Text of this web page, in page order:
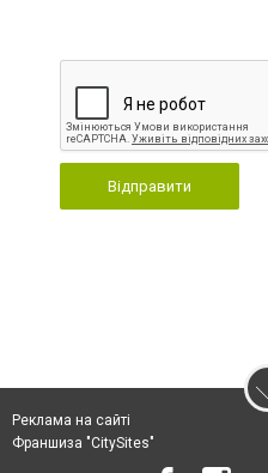
Відправити
Реклама на сайті
Франшиза "CitySites"